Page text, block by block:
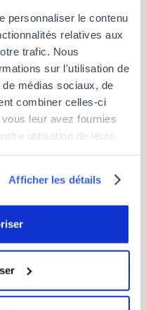
personnaliser le contenu
relatives aux
trafic. Nous
sur l'utilisation de
médias sociaux, de
combiner celles-ci
leur avez fournies
utilisation de leurs
Afficher les détails
contrôle des appels
cloud et
des solutions de
exam, et 300 $ pour
soit 700 $ au total
exigé, pour pouvoir
dans la